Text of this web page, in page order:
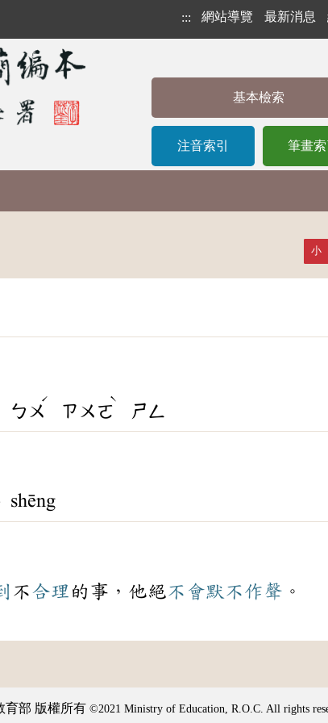
::: 網站導覽 最新消息
基本檢索
注音索引 筆畫索
小
ㄅㄨ
ˊ
ㄗㄨㄛ
ˋ
ㄕㄥ
不合理 的事，他絕不會默不作聲 。
育部 版權所有 ©2021 Ministry of Education, R.O.C. All rights